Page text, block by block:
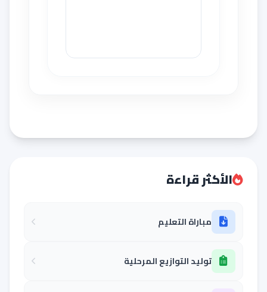
الأكثر قراءة
مباراة التعليم
توليد التوازيع المرحلية